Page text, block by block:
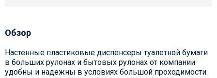
Обзор
Настенные пластиковые диспенсеры туалетной бумаги
в больших рулонах и бытовых рулонах от компании
удобны и надежны в условиях большой проходимости.